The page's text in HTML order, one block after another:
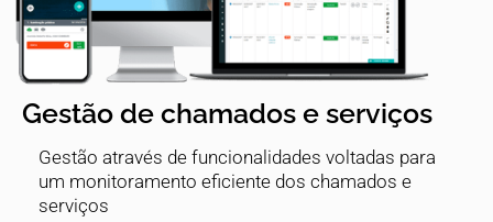
Gestão de chamados e serviços
Gestão através de funcionalidades voltadas para
um monitoramento eficiente dos chamados e
serviços